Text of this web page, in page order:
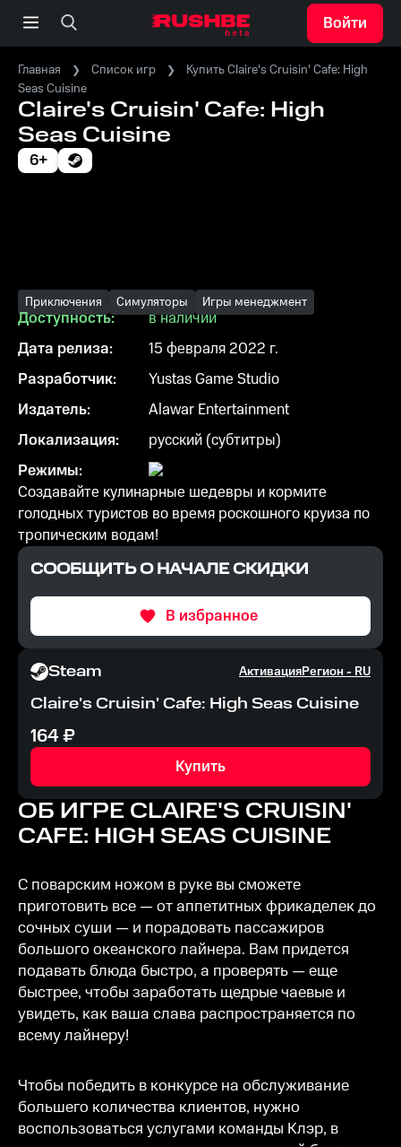
Войти
Главная Список игр
Купить Claire's Cruisin' Cafe: High
Seas Cuisine
Claire's Cruisin' Cafe: High
Seas Cuisine
6+
Приключения Симуляторы Игры менеджмент
Доступность:
в наличии
Дата релиза:
15 февраля 2022 г.
Разработчик:
Yustas Game Studio
Издатель:
Alawar Entertainment
Локализация:
русский (субтитры)
Режимы:
Создавайте кулинарные шедевры и кормите
голодных туристов во время роскошного круиза по
тропическим водам!
СООБЩИТЬ О НАЧАЛЕ СКИДКИ
В избранное
Steam АктивацияРегион -RU
Claire's Cruisin' Cafe: High Seas Cuisine
164₽
Купить
ОБ ИГРЕ CLAIRE'S CRUISIN'
CAFE: HIGH SEAS CUISINE
С поварским ножом в руке вы сможете
приготовить все — от аппетитных фрикаделек до
сочных суши — и порадовать пассажиров
большого океанского лайнера. Вам придется
подавать блюда быстро, а проверять — еще
быстрее, чтобы заработать щедрые чаевые и
увидеть, как ваша слава распространяется по
всему лайнеру!
Чтобы победить в конкурсе на обслуживание
большего количества клиентов, нужно
воспользоваться услугами команды Клэр, в